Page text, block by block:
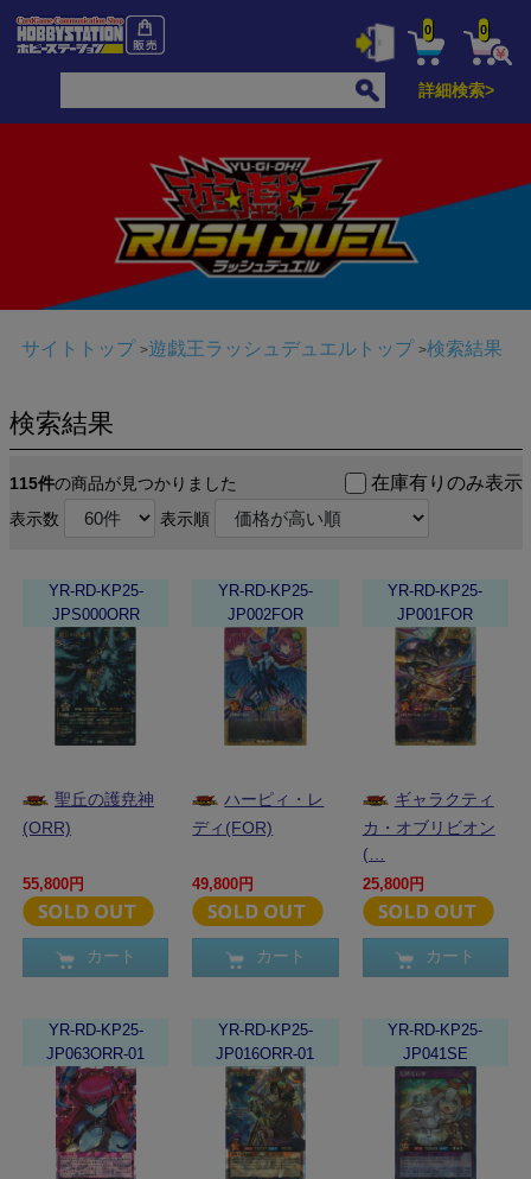
0 0
詳細検索>
サイトトップ 遊戯王ラッシュデュエルトップ 検索結果
検索結果
115件の商品が見つかりました 在庫有りのみ表示
表示数 表示順
YR-RD-KP25-
JPS000ORR
聖丘の護尭神
(ORR)
55,800円
カート
YR-RD-KP25-
JP002FOR
ハーピィ・レ
ディ(FOR)
49,800円
カート
YR-RD-KP25-
JP001FOR
ギャラクティ
カ・オブリビオン
(…
25,800円
カート
YR-RD-KP25-
JP063ORR-01
YR-RD-KP25-
JP016ORR-01
YR-RD-KP25-
JP041SE